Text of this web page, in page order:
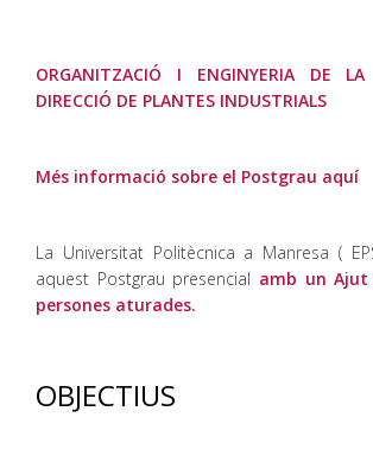
ORGANITZACIÓ I ENGINYERIA DE
DIRECCIÓ DE PLANTES INDUSTRIALS
Més informació sobre el Postgrau aquí
La Universitat Politècnica a Manresa (
aquest Postgrau presencial amb un Ajut
persones aturades.
OBJECTIUS